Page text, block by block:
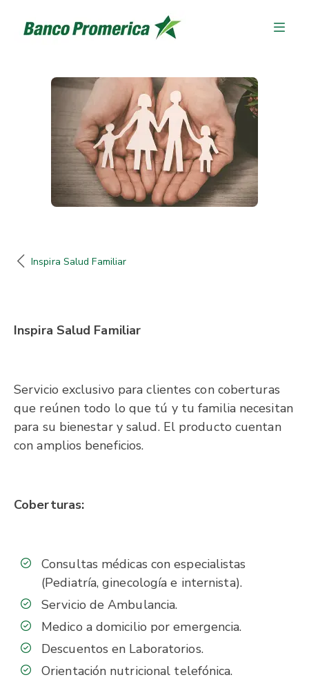
Inspira Salud Familiar
Servicio exclusivo para clientes con coberturas
que reúnen todo lo que tú y tu familia necesitan
para su bienestar y salud. El producto cuentan
con amplios beneficios.
Coberturas:
Consultas médicas con especialistas
(Pediatría, ginecología e internista).
Servicio de Ambulancia.
Medico a domicilio por emergencia.
Descuentos en Laboratorios.
Orientación nutricional telefónica.
Inspira Salud Familiar